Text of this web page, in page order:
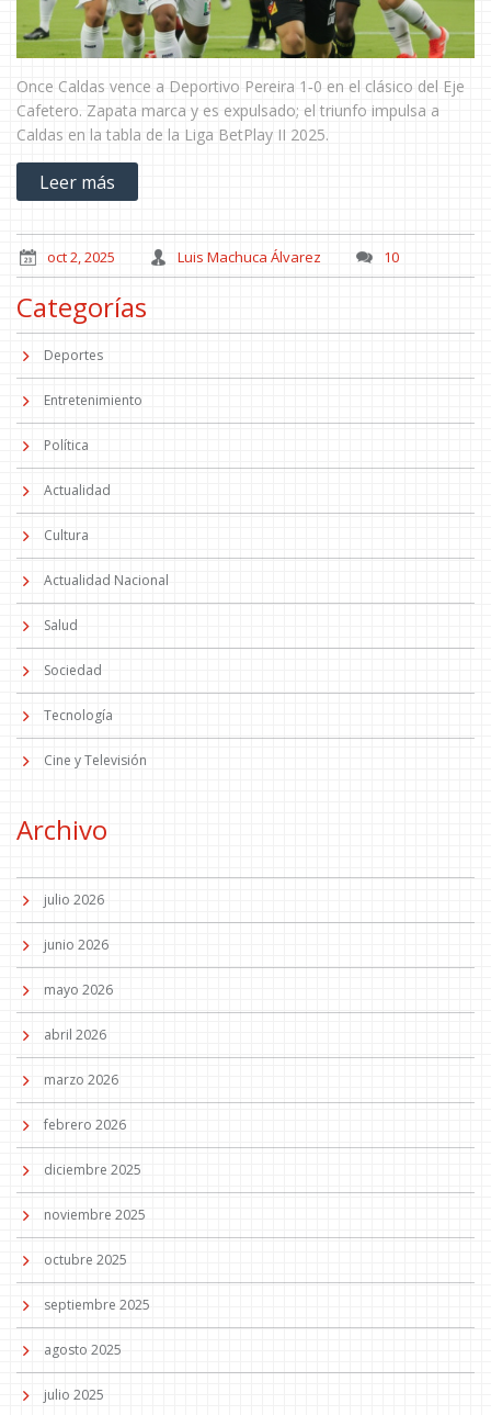
Once Caldas vence a Deportivo Pereira 1‑0 en el clásico del Eje
Cafetero. Zapata marca y es expulsado; el triunfo impulsa a
Caldas en la tabla de la Liga BetPlay II 2025.
Leer más
oct 2, 2025 Luis Machuca Álvarez 10
Categorías
Deportes
Entretenimiento
Política
Actualidad
Cultura
Actualidad Nacional
Salud
Sociedad
Tecnología
Cine y Televisión
Archivo
julio 2026
junio 2026
mayo 2026
abril 2026
marzo 2026
febrero 2026
diciembre 2025
noviembre 2025
octubre 2025
septiembre 2025
agosto 2025
julio 2025